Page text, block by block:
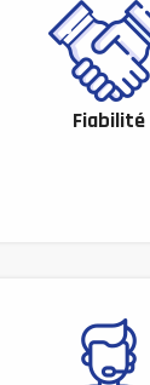
Fiabilité